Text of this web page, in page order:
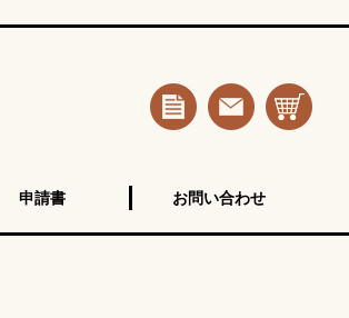
申請書 お問い合わせ